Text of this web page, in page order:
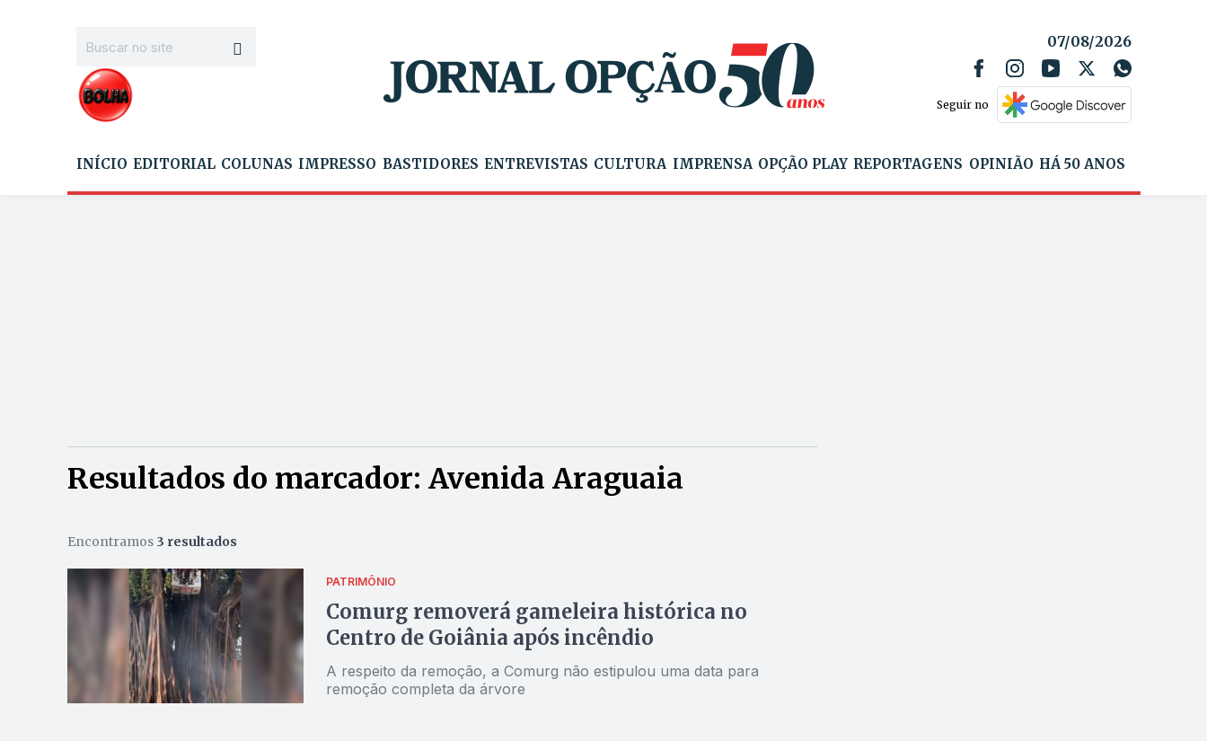
07/08/2026
Seguir no
INÍCIO EDITORIAL COLUNAS IMPRESSO BASTIDORES ENTREVISTAS CULTURA IMPRENSA OPÇÃO PLAY REPORTAGENS OPINIÃO HÁ 50 ANOS
Resultados do marcador: Avenida Araguaia
Encontramos 3 resultados
PATRIMÔNIO
Comurg removerá gameleira histórica no
Centro de Goiânia após incêndio
A respeito da remoção, a Comurg não estipulou uma data para
remoção completa da árvore